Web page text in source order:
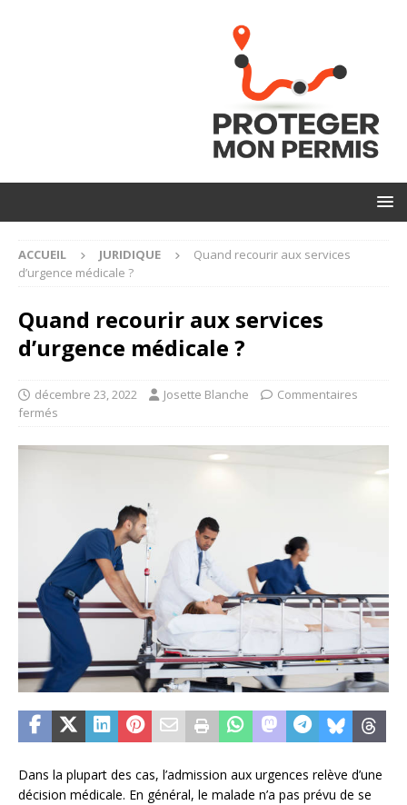
ACCUEIL JURIDIQUE
Quand recourir aux services
d’urgence médicale ?
Quand recourir aux services
d’urgence médicale ?
décembre 23, 2022 Josette Blanche
Commentaires
fermés
Dans la plupart des cas, l’admission aux urgences relève d’une
décision médicale. En général, le malade n’a pas prévu de se